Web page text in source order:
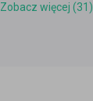
Zobacz więcej (31)